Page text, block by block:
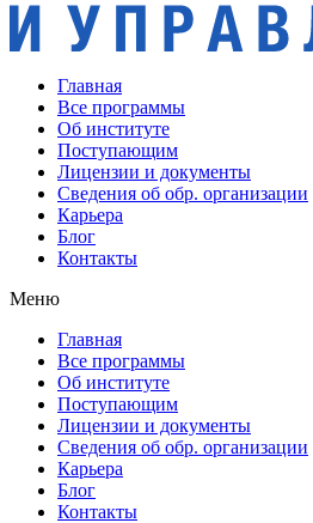
Главная
Все программы
Об институте
Поступающим
Лицензии и документы
Сведения об обр. организации
Карьера
Блог
Контакты
Меню
Главная
Все программы
Об институте
Поступающим
Лицензии и документы
Сведения об обр. организации
Карьера
Блог
Контакты